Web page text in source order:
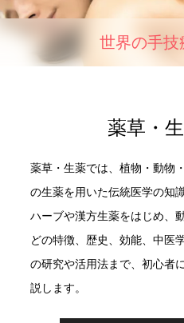
世界の手技
薬草・
薬草・生薬では、植物・動物
の生薬を用いた伝統医学の知
ハーブや漢方生薬をはじめ、
どの特徴、歴史、効能、中医
の研究や活用法まで、初心者
説します。